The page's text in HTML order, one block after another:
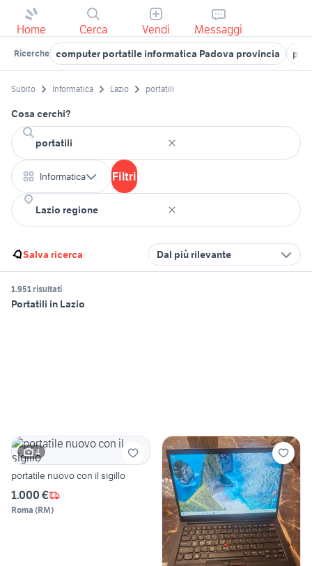
Home Cerca Vendi Messaggi
Ricerche computer portatile informatica Padova provincia
Subito Informatica Lazio portatili
Cosa cerchi?
Informatica Filtri
Salva ricerca Dal più rilevante
1.951 risultati
Portatili in Lazio
4
portatile nuovo con il sigillo
1.000 €
Roma (RM)